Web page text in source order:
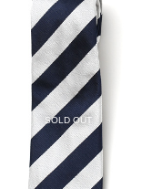
SOLD OUT